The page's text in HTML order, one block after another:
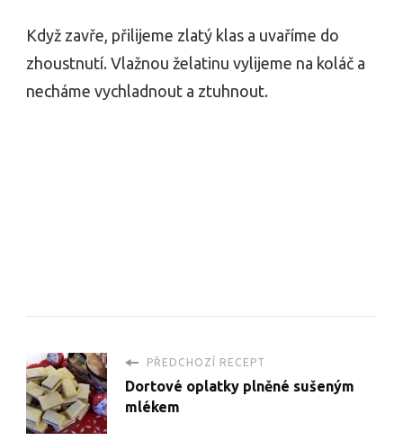
Když zavře, přilijeme zlatý klas a uvaříme do
zhoustnutí. Vlažnou želatinu vylijeme na koláč a
necháme vychladnout a ztuhnout.
PŘEDCHOZÍ RECEPT
Dortové oplatky plněné sušeným
mlékem